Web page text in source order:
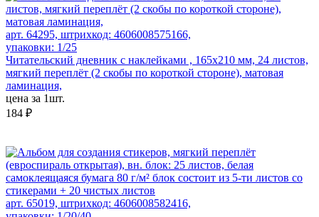
арт. 64295, штрихкод: 4606008575166,
упаковки: 1/25
Читательский дневник с наклейками , 165х210 мм, 24 листов,
мягкий переплёт (2 скобы по короткой стороне), матовая
ламинация,
цена за 1шт.
184 ₽
арт. 65019, штрихкод: 4606008582416,